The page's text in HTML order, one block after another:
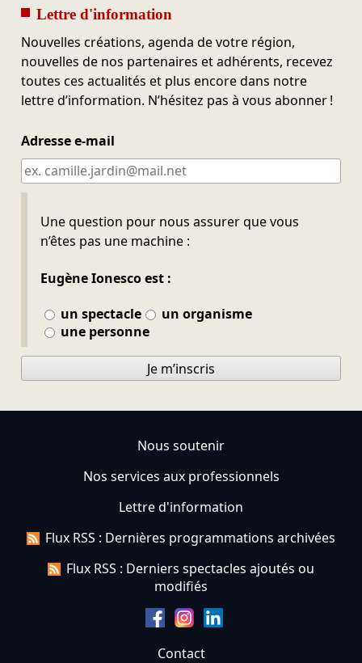
Lettre d'information
Nouvelles créations, agenda de votre région,
nouvelles de nos partenaires et adhérents, recevez
toutes ces actualités et plus encore dans notre
lettre d’information. N’hésitez pas à vous abonner !
Adresse e-mail
Une question pour nous assurer que vous
n’êtes pas une machine :
Eugène Ionesco est :
un spectacle
un organisme
une personne
Ne pas remplir
Je m’inscris
Nous soutenir
Nos services aux professionnels
Lettre d'information
Flux RSS : Dernières programmations archivées
Flux RSS : Derniers spectacles ajoutés ou
modifiés
Contact